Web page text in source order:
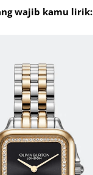
wajib kamu lirik: